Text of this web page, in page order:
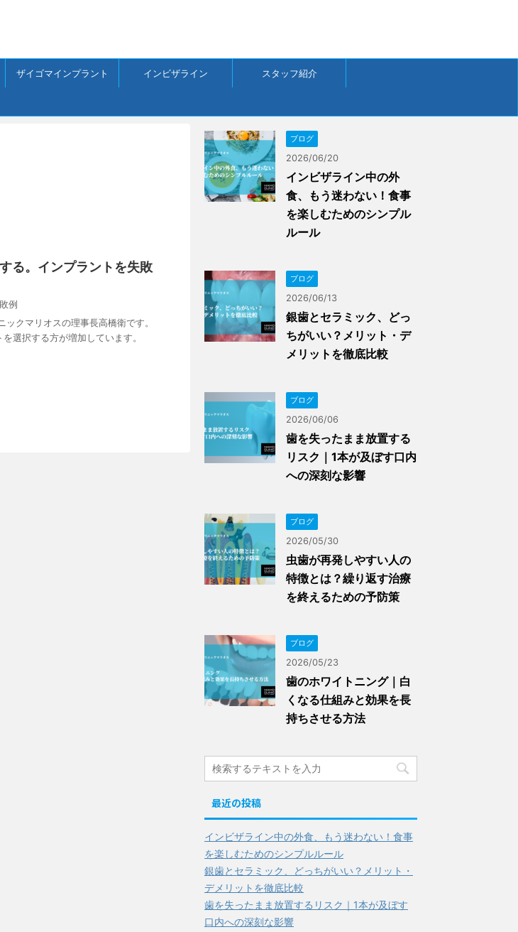
ザイゴマインプラント インビザライン スタッフ紹介
る。インプラントを失敗
例
クマリオスの理事長高橋衛です。
選択する方が増加しています。
ブログ
2026/06/20
インビザライン中の外
食、もう迷わない！食事
を楽しむためのシンプル
ルール
ブログ
2026/06/13
銀歯とセラミック、どっ
ちがいい？メリット・デ
メリットを徹底比較
ブログ
2026/06/06
歯を失ったまま放置する
リスク｜1本が及ぼす口内
への深刻な影響
ブログ
2026/05/30
虫歯が再発しやすい人の
特徴とは？繰り返す治療
を終えるための予防策
ブログ
2026/05/23
歯のホワイトニング｜白
くなる仕組みと効果を長
持ちさせる方法
最近の投稿
インビザライン中の外食、もう迷わない！食事
を楽しむためのシンプルルール
銀歯とセラミック、どっちがいい？メリット・
デメリットを徹底比較
歯を失ったまま放置するリスク｜1本が及ぼす
口内への深刻な影響